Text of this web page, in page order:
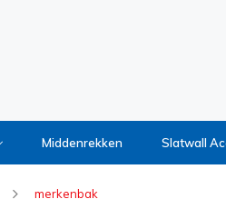
Middenrekken Slatwall
merkenbak